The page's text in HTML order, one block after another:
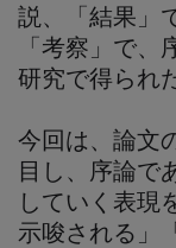
説、「結果」
「考察」で、
研究で得られ
今回は、論文
目し、序論で
していく表現
示唆される」